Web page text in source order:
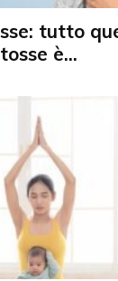
tutto
è...